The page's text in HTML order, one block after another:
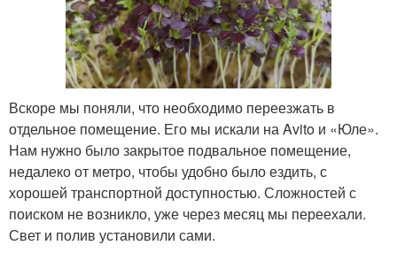
Вскоре мы поняли, что необходимо переезжать в
отдельное помещение. Его мы искали на Avito и «Юле».
Нам нужно было закрытое подвальное помещение,
недалеко от метро, чтобы удобно было ездить, с
хорошей транспортной доступностью. Сложностей с
поиском не возникло, уже через месяц мы переехали.
Свет и полив установили сами.